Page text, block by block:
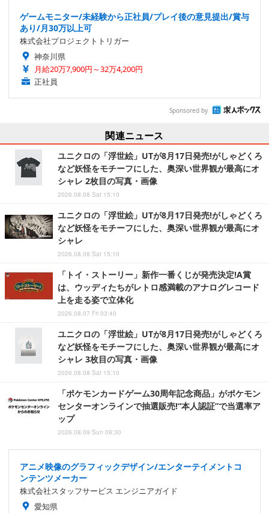
ゲームモニター/未経験から正社員/プレイ後の意見提出/賞与
あり/月30万以上可
株式会社プロジェクトトリガー
神奈川県
月給20万7,900円～32万4,200円
正社員
Sponsored by
関連ニュース
ユニクロの「浮世絵」UTが8月17日発売!がしゃどくろ
など妖怪をモチーフにした、奥深い世界観が最高にオ
シャレ 2枚目の写真・画像
2026.08.08 Sat 15:10
ユニクロの「浮世絵」UTが8月17日発売!がしゃどくろ
など妖怪をモチーフにした、奥深い世界観が最高にオ
シャレ
2026.08.08 Sat 15:10
「トイ・ストーリー」新作一番くじが発売決定!A賞
は、ウッディたちがレトロ感満載のアナログレコード
上を走る姿で立体化
2026.08.07 Fri 03:40
ユニクロの「浮世絵」UTが8月17日発売!がしゃどくろ
など妖怪をモチーフにした、奥深い世界観が最高にオ
シャレ 3枚目の写真・画像
2026.08.08 Sat 15:10
「ポケモンカードゲーム30周年記念商品」がポケモン
センターオンラインで抽選販売!“本人認証”で当選率ア
ップ
2026.08.09 Sun 09:30
アニメ映像のグラフィックデザイン/エンターテイメントコ
ンテンツメーカー
株式会社スタッフサービス エンジニアガイド
愛知県